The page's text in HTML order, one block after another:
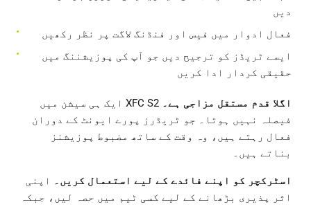
دیں
فعال ادوار میں فیس اور فنڈنگ لاگت پر نظر رکھیں
ایسے ٹریڈز کو ترجیح دیں جو آپ کی پوزیشننگ میں
حقیقی کردار ادا کریں
اگلا قدم مستقل مزاجی ہے۔
XFC S2 ایک ہی سیشن میں
فیصلہ نہیں ہوتا۔ جو ٹریڈرز پورے ایونٹ کے دوران
فعال رہتے ہیں، وہ وقت کے ساتھ مضبوط پوزیشنز
بناتے ہیں۔
اسٹرکچر کو اپنے فائدے کے لیے استعمال کریں۔ اپنی
اثر پذیری بڑھانے کے لیے کسی ٹیم میں حصہ لیں، جبکہ